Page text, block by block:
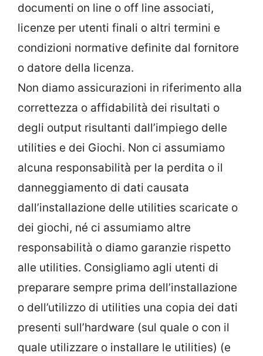
documenti on line o off line associati,
licenze per utenti finali o altri termini e
condizioni normative definite dal fornitore
o datore della licenza.
Non diamo assicurazioni in riferimento alla
correttezza o affidabilità dei risultati o
degli output risultanti dall’impiego delle
utilities e dei Giochi. Non ci assumiamo
alcuna responsabilità per la perdita o il
danneggiamento di dati causata
dall’installazione delle utilities scaricate o
dei giochi, né ci assumiamo altre
responsabilità o diamo garanzie rispetto
alle utilities. Consigliamo agli utenti di
preparare sempre prima dell’installazione
o dell’utilizzo di utilities una copia dei dati
presenti sull’hardware (sul quale o con il
quale utilizzare o installare le utilities) (e